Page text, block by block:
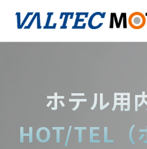
ホテル用
HOT/TEL（